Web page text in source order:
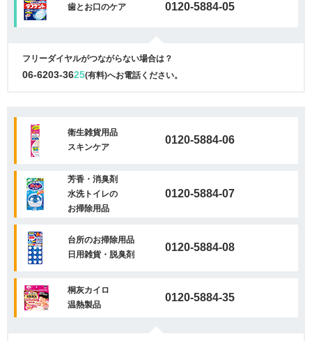
歯とお口のケア 0120-5884-05
フリーダイヤルがつながらない場合は？
06-6203-3625(有料)へお電話ください。
衛生雑貨用品
スキンケア
0120-5884-06
芳香・消臭剤
水洗トイレの
お掃除用品
0120-5884-07
台所のお掃除用品
日用雑貨・脱臭剤
0120-5884-08
桐灰カイロ
温熱製品
0120-5884-35